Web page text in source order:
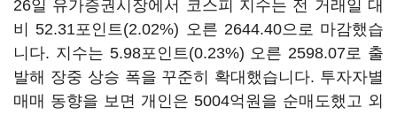
26일 유가증권시장에서 코스피 지수는 전 거래일 대
비 52.31포인트(2.02%) 오른 2644.40으로 마감했습
니다. 지수는 5.98포인트(0.23%) 오른 2598.07로 출
발해 장중 상승 폭을 꾸준히 확대했습니다. 투자자별
매매 동향을 보면 개인은 5004억원을 순매도했고 외